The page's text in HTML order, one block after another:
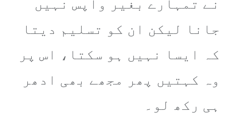
نے تمہارے بغیر واپس نہیں
جانا لیکن ان کو تسلیم دیتا
کہ ایسا نہیں ہو سکتا، اس پر
وہ کہتیں پھر مجھے بھی ادھر
ہی رکھ لو۔